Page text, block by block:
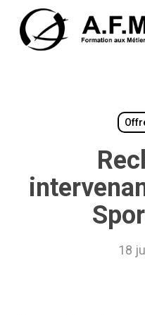
main
content
18
Panneau de gestion des